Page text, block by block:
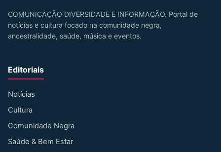
COMUNICAÇÃO DIVERSIDADE E INFORMAÇÃO. Portal de
notícias e cultura focado na comunidade negra,
ancestralidade, saúde, música e eventos.
Editoriais
Notícias
Cultura
Comunidade Negra
Saúde & Bem Estar